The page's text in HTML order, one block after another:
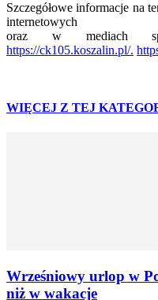
Szczegółowe informacje na
internetowych
oraz w mediach
https://ck105.koszalin.pl/.
WIĘCEJ Z TEJ
Wrześniowy urlop w
niż w wakacje